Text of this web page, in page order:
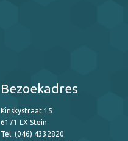
Bezoekadres
Kinskystraat 15
6171 LX Stein
Tel. (046) 4332820